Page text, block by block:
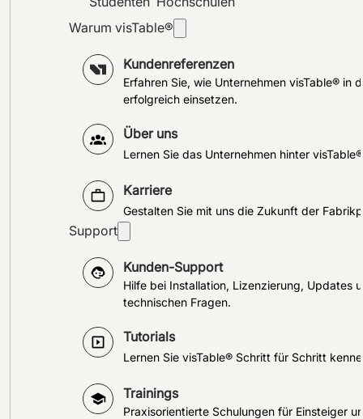
Warum visTable®
Kundenreferenzen
Erfahren Sie, wie Unternehmen visTable® in
erfolgreich einsetzen.
Über uns
Lernen Sie das Unternehmen hinter
Karriere
Gestalten Sie mit uns die Zukunft der
Support
Kunden-Support
Hilfe bei Installation, Lizenzierung, Updates
technischen Fragen.
Tutorials
Lernen Sie visTable® Schritt für Schritt
Trainings
Praxisorientierte Schulungen für Einsteiger